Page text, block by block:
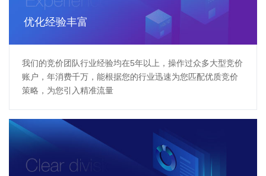
优化经验丰富
我们的竞价团队行业经验均在5年以上，操作过众多大型竞价
账户，年消费千万，能根据您的行业迅速为您匹配优质竞价
策略，为您引入精准流量